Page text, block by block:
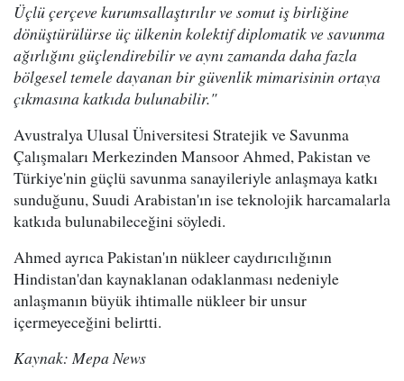
Üçlü çerçeve kurumsallaştırılır ve somut iş birliğine
dönüştürülürse üç ülkenin kolektif diplomatik ve savunma
ağırlığını güçlendirebilir ve aynı zamanda daha fazla
bölgesel temele dayanan bir güvenlik mimarisinin ortaya
çıkmasına katkıda bulunabilir."
Avustralya Ulusal Üniversitesi Stratejik ve Savunma
Çalışmaları Merkezinden Mansoor Ahmed, Pakistan ve
Türkiye'nin güçlü savunma sanayileriyle anlaşmaya katkı
sunduğunu, Suudi Arabistan'ın ise teknolojik harcamalarla
katkıda bulunabileceğini söyledi.
Ahmed ayrıca Pakistan'ın nükleer caydırıcılığının
Hindistan'dan kaynaklanan odaklanması nedeniyle
anlaşmanın büyük ihtimalle nükleer bir unsur
içermeyeceğini belirtti.
Kaynak: Mepa News